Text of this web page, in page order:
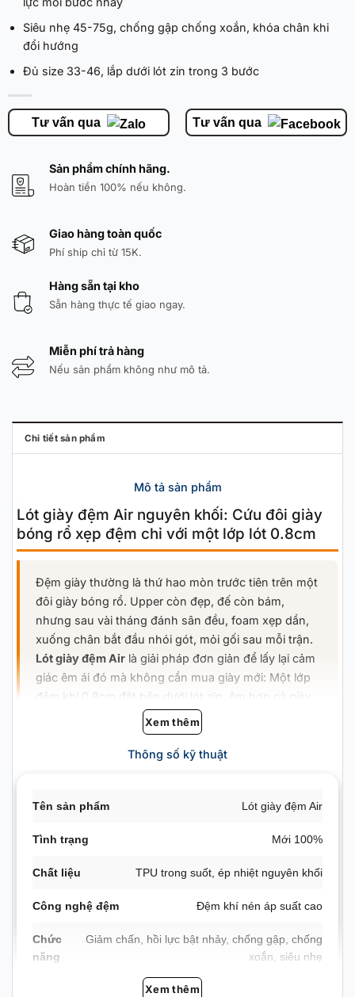
Siêu nhẹ 45-75g, chống gập chống xoắn, khóa chân khi
đổi hướng
Đủ size 33-46, lắp dưới lót zin trong 3 bước
Tư vấn qua Tư vấn qua
Sản phẩm chính hãng.
Hoàn tiền 100% nếu không.
Giao hàng toàn quốc
Phí ship chỉ từ 15K.
Hàng sẵn tại kho
Sẵn hàng thực tế giao ngay.
Miễn phí trả hàng
Nếu sản phẩm không như mô tả.
Chi tiết sản phẩm
Mô tả sản phẩm
Lót giày đệm Air nguyên khối: Cứu đôi giày
bóng rổ xẹp đệm chỉ với một lớp lót 0.8cm
Đệm giày thường là thứ hao mòn trước tiên trên một
đôi giày bóng rổ. Upper còn đẹp, đế còn bám,
nhưng sau vài tháng đánh sân đều, foam xẹp dần,
xuống chân bắt đầu nhói gót, mỏi gối sau mỗi trận.
Lót giày đệm Air là giải pháp đơn giản để lấy lại cảm
giác êm ái đó mà không cần mua giày mới: Một lớp
đệm khí 0.8cm đặt bên dưới lót zin, êm hơn cả giày
🏀 Êm chân khi tiếp đất, bật mạnh khi cần
mỗi pha tiếp đất, giảm tải trực tiếp cho khớp gối, cổ chân
từng bước chạy và cú bật nhảy. Xuống chân sau pha
rebound êm hơn hẳn so với lót mút EVA thông thường.
Xem thêm
Thông số kỹ thuật
Tên sản phẩm Lót giày đệm Air
Tình trạng Mới 100%
Chất liệu TPU trong suốt, ép nhiệt nguyên khối
Công nghệ đệm Đệm khí nén áp suất cao
Chức
năng
Giảm chấn, hồi lực bật nhảy, chống gập, chống
xoắn, siêu nhẹ
0.8cm (đồng nhất ở mọi size)
Xem thêm